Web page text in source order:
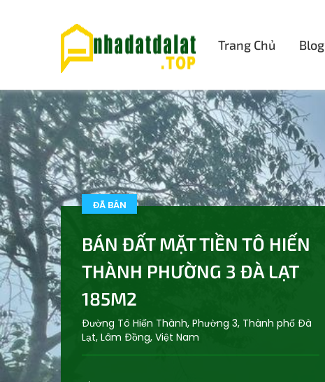
Trang Chủ Blog
ĐÃ BÁN
BÁN ĐẤT MẶT TIỀN TÔ HIẾN
THÀNH PHƯỜNG 3 ĐÀ LẠT
185M2
Đường Tô Hiến Thành, Phường 3, Thành phố Đà
Lạt, Lâm Đồng, Việt Nam